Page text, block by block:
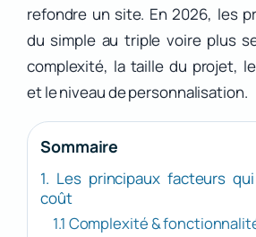
refondre un site. En 2026, les
du simple au triple voire plus
complexité, la taille du projet,
et le niveau de personnalisation.
Sommaire
1. Les principaux facteurs
coût
1.1 Complexité &